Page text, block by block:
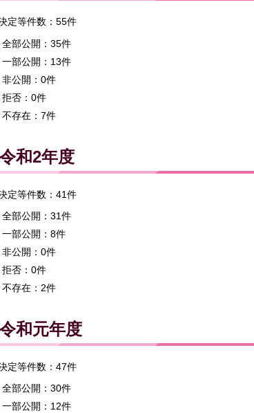
定等件数：55件
全部公開：35件
一部公開：13件
非公開：0件
拒否：0件
不存在：7件
令和2年度
定等件数：41件
全部公開：31件
一部公開：8件
非公開：0件
拒否：0件
不存在：2件
令和元年度
定等件数：47件
全部公開：30件
一部公開：12件